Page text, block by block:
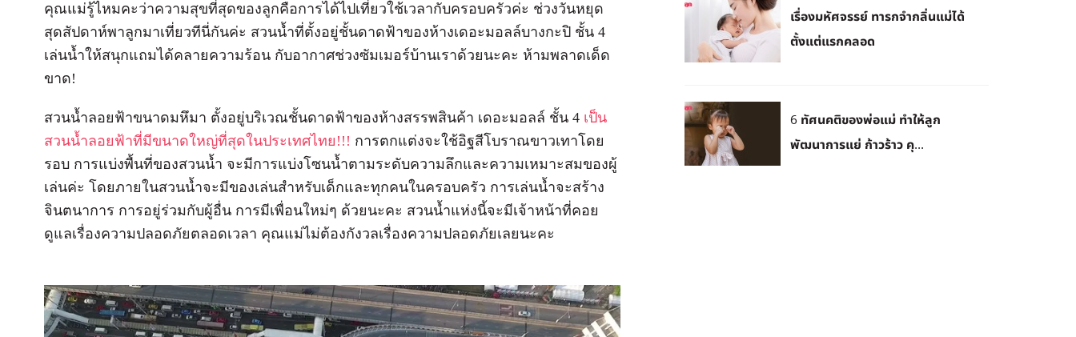
คุณแม่รู้ไหมคะว่าความสุขที่สุดของลูกคือการได้ไปเที่ยวใช้เวลากับครอบครัวค่ะ ช่วงวันหยุด
สุดสัปดาห์พาลูกมาเที่ยวทีนี่กันค่ะ สวนน้ำที่ตั้งอยู่ชั้นดาดฟ้าของห้างเดอะมอลล์บางกะปิ ชั้น 4
เล่นน้ำให้สนุกแถมได้คลายความร้อน กับอากาศช่วงซัมเมอร์บ้านเราด้วยนะคะ ห้ามพลาดเด็ด
ขาด!
สวนน้ำลอยฟ้าขนาดมหึมา ตั้งอยู่บริเวณชั้นดาดฟ้าของห้างสรรพสินค้า เดอะมอลล์ ชั้น 4 เป็น
สวนน้ำลอยฟ้าที่มีขนาดใหญ่ที่สุดในประเทศไทย!!! การตกแต่งจะใช้อิฐสีโบราณขาวเทาโดย
รอบ การแบ่งพื้นที่ของสวนน้ำ จะมีการแบ่งโซนน้ำตามระดับความลึกและความเหมาะสมของผู้
เล่นค่ะ โดยภายในสวนน้ำจะมีของเล่นสำหรับเด็กและทุกคนในครอบครัว การเล่นน้ำจะสร้าง
จินตนาการ การอยู่ร่วมกับผู้อื่น การมีเพื่อนใหม่ๆ ด้วยนะคะ สวนน้ำแห่งนี้จะมีเจ้าหน้าที่คอย
ดูแลเรื่องความปลอดภัยตลอดเวลา คุณแม่ไม่ต้องกังวลเรื่องความปลอดภัยเลยนะคะ
เรื่องมหัศจรรย์ ทารกจำกลิ่นแม่ได้
ตั้งแต่แรกคลอด
6 ทัศนคติของพ่อแม่ ทำให้ลูก
พัฒนาการแย่ ก้าวร้าว คุ...